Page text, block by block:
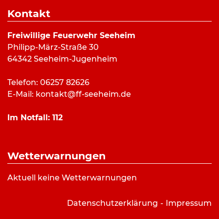
Alarmierungsart:
Art:Tätigkeit
Einsatzort:
Feuerwehrgerätehaus
Mannschaftsstärke:
TLF 24/50
Weitere Kräfte:Gemeindebrandinspektor,
Rettungsdienst
Der Landeplatz für den Rettungshubschrauber
musste während Landung und Start gesichert
werden.
Kontakt
Freiwillige Feuerwehr Seeheim
Philipp-März-Straße 30
64342 Seeheim-Jugenheim
Telefon: 06257 82626
E-Mail: kontakt@ff-seeheim.de
Im Notfall:112
Wetterwarnungen
Aktuell keine Wetterwarnungen
Datenschutzerklärung Impressum